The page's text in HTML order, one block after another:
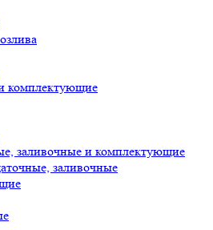
комплектующие
заливочные и комплектующие
заливочные